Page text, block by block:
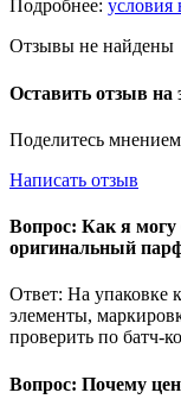
Подробнее: условия
Отзывы не найдены
Оставить отзыв на
Поделитесь
Написать отзыв
Вопрос: Как я
оригинальный
Ответ: На упаковке
элементы,
проверить по батч-
Вопрос: Почему